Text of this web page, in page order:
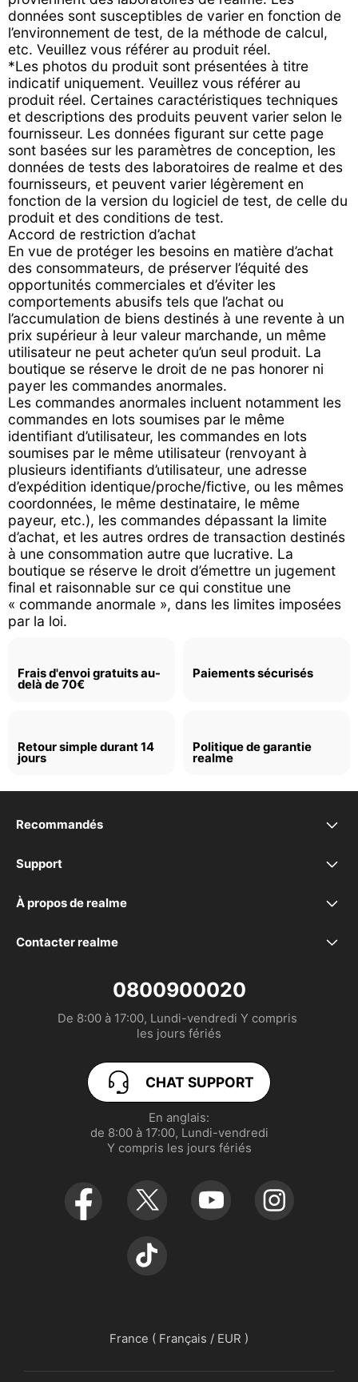
données sont susceptibles de varier en fonction de
l’environnement de test, de la méthode de calcul,
etc. Veuillez vous référer au produit réel.
*Les photos du produit sont présentées à titre
indicatif uniquement. Veuillez vous référer au
produit réel. Certaines caractéristiques techniques
et descriptions des produits peuvent varier selon le
fournisseur. Les données figurant sur cette page
sont basées sur les paramètres de conception, les
données de tests des laboratoires de realme et des
fournisseurs, et peuvent varier légèrement en
fonction de la version du logiciel de test, de celle du
produit et des conditions de test.
Accord de restriction d’achat
En vue de protéger les besoins en matière d’achat
des consommateurs, de préserver l’équité des
opportunités commerciales et d’éviter les
comportements abusifs tels que l’achat ou
l’accumulation de biens destinés à une revente à un
prix supérieur à leur valeur marchande, un même
utilisateur ne peut acheter qu’un seul produit. La
boutique se réserve le droit de ne pas honorer ni
payer les commandes anormales.
Les commandes anormales incluent notamment les
commandes en lots soumises par le même
identifiant d’utilisateur, les commandes en lots
soumises par le même utilisateur (renvoyant à
plusieurs identifiants d’utilisateur, une adresse
d’expédition identique/proche/fictive, ou les mêmes
coordonnées, le même destinataire, le même
payeur, etc.), les commandes dépassant la limite
d’achat, et les autres ordres de transaction destinés
à une consommation autre que lucrative. La
boutique se réserve le droit d’émettre un jugement
final et raisonnable sur ce qui constitue une
« commande anormale », dans les limites imposées
par la loi.
Frais d'envoi gratuits au-
delà de 70€
Paiements sécurisés
Retour simple durant 14
jours
Politique de garantie
realme
Recommandés
realme 16 5G
realme 16 Pro+ 5G
realme 16 Pro 5G
realme P3 Lite
realme Note 70T
Support
FAQ
Déclaration de conformité
MANUEL DE L’UTILISATEUR
Politique de garantie realme
Gérer les cookies
À propos de realme
Marque
Contacter realme
0800900020
De 8:00 à 17:00, Lundi-vendredi Y compris
les jours fériés
CHAT SUPPORT
En anglais:
de 8:00 à 17:00, Lundi-vendredi
Y compris les jours fériés
France ( Français / EUR )